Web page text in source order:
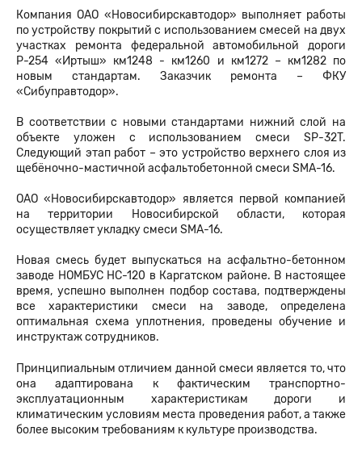
Компания ОАО «Новосибирскавтодор» выполняет работы
по устройству покрытий с использованием смесей на двух
участках ремонта федеральной автомобильной дороги
Р-254 «Иртыш» км1248 - км1260 и км1272 – км1282 по
новым стандартам. Заказчик ремонта – ФКУ
«Сибуправтодор».
В соответствии с новыми стандартами нижний слой на
объекте уложен с использованием смеси SP-32T.
Следующий этап работ – это устройство верхнего слоя из
щебёночно-мастичной асфальтобетонной смеси SMA-16.
ОАО «Новосибирскавтодор» является первой компанией
на территории Новосибирской области, которая
осуществляет укладку смеси SMA-16.
Новая смесь будет выпускаться на асфальтно-бетонном
заводе НОМБУС НС-120 в Каргатском районе. В настоящее
время, успешно выполнен подбор состава, подтверждены
все характеристики смеси на заводе, определена
оптимальная схема уплотнения, проведены обучение и
инструктаж сотрудников.
Принципиальным отличием данной смеси является то, что
она адаптирована к фактическим транспортно-
эксплуатационным характеристикам дороги и
климатическим условиям места проведения работ, а также
более высоким требованиям к культуре производства.